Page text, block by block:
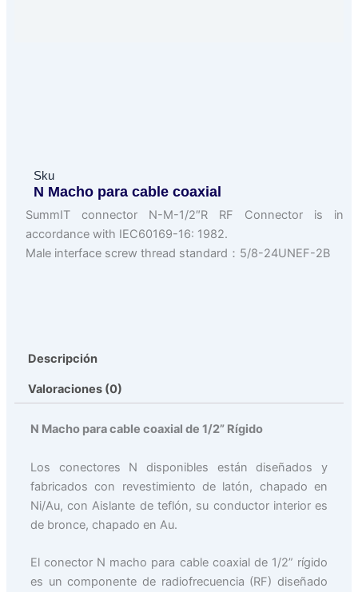
Sku
N Macho para cable coaxial
SummIT connector N-M-1/2″R RF Connector is in
accordance with IEC60169-16: 1982.
Male interface screw thread standard：5/8-24UNEF-2B
Descripción
Valoraciones (0)
N Macho para cable coaxial de 1/2” Rígido
Los conectores N disponibles están diseñados y
fabricados con revestimiento de latón, chapado en
Ni/Au, con Aislante de teflón, su conductor interior es
de bronce, chapado en Au.
El conector N macho para cable coaxial de 1/2” rígido
es un componente de radiofrecuencia (RF) diseñado